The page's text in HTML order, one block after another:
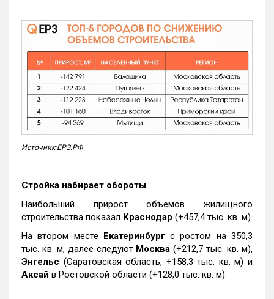
Источник:ЕРЗ.РФ
Стройка набирает обороты
Наибольший прирост объемов жилищного
строительства показал Краснодар (+457,4 тыс. кв. м).
На втором месте Екатеринбургс ростом на 350,3
тыс. кв. м, далее следуют Москва (+212,7 тыс. кв. м),
Энгельс (Саратовская область, +158,3 тыс. кв. м) и
Аксай в Ростовской области (+128,0 тыс. кв. м).